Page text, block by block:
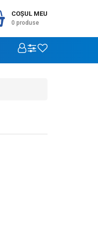
COŞUL MEU
0 produse